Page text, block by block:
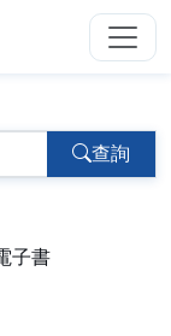
讀者認
查詢
子書